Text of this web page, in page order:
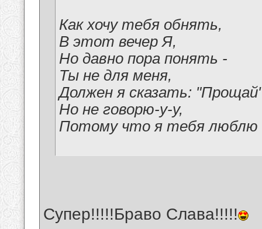
Как хочу тебя обнять,
В этот вечер Я,
Но давно пора понять -
Ты не для меня,
Должен я сказать:
Но не говорю-у-у,
Потому что я тебя люблю
Супер!!!!!Браво Слава!!!!!